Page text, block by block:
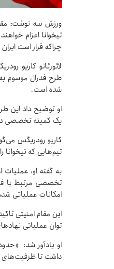
تیخوانا اعزام
چراکه قرار است ایران اردو و
لائورئانو کاریو
طرح فدرال موسوم
شده است.
او توضیح داد این
یک کمیته تخصصی
کاریو رودریگس
تیم‌هایی که
به گفته او،
تخصصی مرتبط با
امکانات عملیاتی
این مقام امنیتی
توان عملیاتی
داشت تا